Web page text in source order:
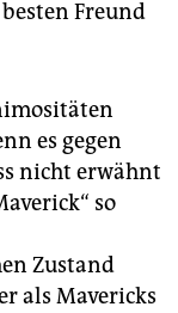
Freund
es gegen
nicht erwähnt
so
Zustand
als Mavericks